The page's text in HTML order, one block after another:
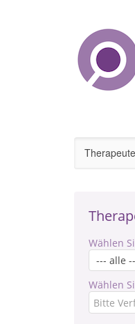
Wählen
Wählen